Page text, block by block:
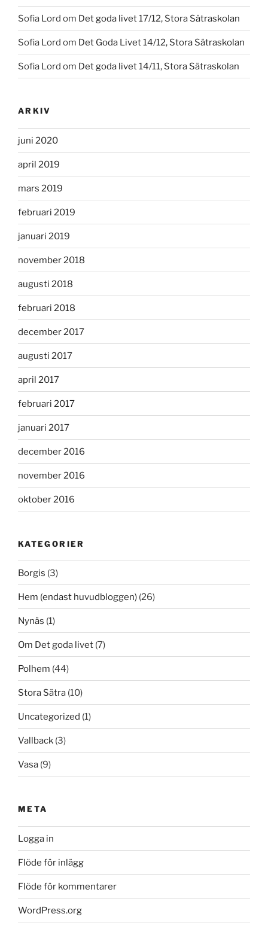
Sofia Lord om Det goda livet 17/12, Stora Sätraskolan
Sofia Lord om Det Goda Livet 14/12, Stora Sätraskolan
Sofia Lord om Det goda livet 14/11, Stora Sätraskolan
ARKIV
juni 2020
april 2019
mars 2019
februari 2019
januari 2019
november 2018
augusti 2018
februari 2018
december 2017
augusti 2017
april 2017
februari 2017
januari 2017
december 2016
november 2016
oktober 2016
KATEGORIER
Borgis (3)
Hem (endast huvudbloggen) (26)
Nynäs (1)
Om Det goda livet (7)
Polhem (44)
Stora Sätra (10)
Uncategorized (1)
Vallback (3)
Vasa (9)
META
Logga in
Flöde för inlägg
Flöde för kommentarer
WordPress.org